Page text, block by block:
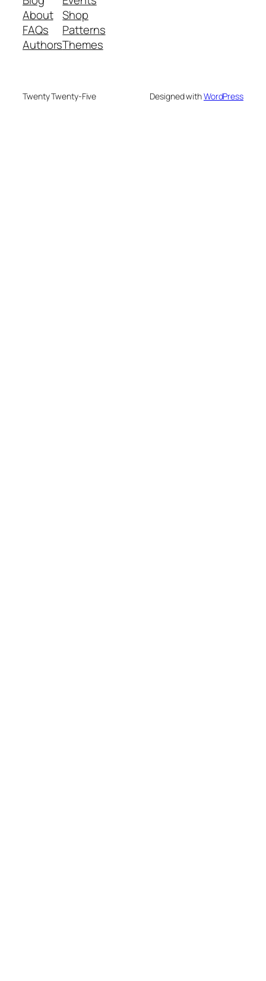
About
FAQs
Authors
Shop
Patterns
Themes
Twenty Twenty-Five Designed withWordPress